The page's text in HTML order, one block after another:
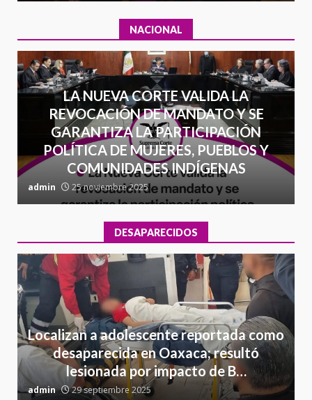
NACIONAL
LA NUEVA CORTE VALIDA LA
REVOCACIÓN DE MANDATO Y SE
GARANTIZA LA PARTICIPACIÓN
POLÍTICA DE MUJERES, PUEBLOS Y
COMUNIDADES INDÍGENAS
admin 25 noviembre 2025
DESAPARECIDOS
Localizan a adolescente reportada como
desaparecida en Oaxaca; resultó
lesionada por impacto de B…
admin 29 septiembre 2025